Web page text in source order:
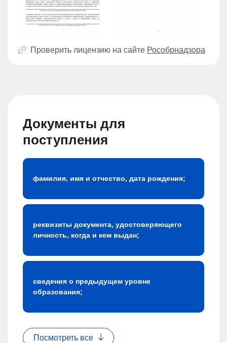
Проверить лицензию на сайте Рособрнадзора
Документы для
поступления
фамилия, имя и отчество, дата рождения;
реквизиты документа, удостоверяющего
личность, когда и кем выдан;
сведения о предыдущем уровне
образования;
Посмотреть все